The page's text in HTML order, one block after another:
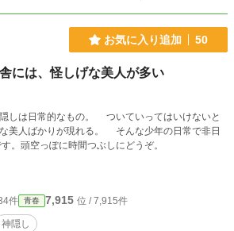
お気に入り追加 50
には、怪しげな美人が多い
しは日常的なもの。 ついていってはいけないと
美人ばかりが現れる。 そんな少年の日常で非日
ないです。頭空っぽに時間つぶしにどうぞ。
件 青春 7,915 位 / 7,915件
神隠し